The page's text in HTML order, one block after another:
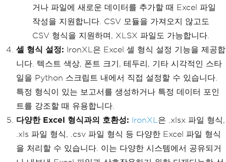
거나 파일에 새로운 데이터를 추가할 때 Excel 파일
작성을 지원합니다. CSV 모듈을 가져오지 않고도
CSV 형식을 지원하며, XLSX 파일도 가능합니다.
셀 형식 설정: IronXL은 Excel 셀 형식 설정 기능을 제공합
니다. 텍스트 색상, 폰트 크기, 테두리, 기타 시각적인 스타
일을 Python 스크립트 내에서 직접 설정할 수 있습니다.
특정 형식이 있는 보고서를 생성하거나 특정 데이터 포인
트를 강조할 때 유용합니다.
다양한 Excel 형식과의 호환성: IronXL 은 .xlsx 파일 형식,
.xls 파일 형식, .csv 파일 형식 등 다양한 Excel 파일 형식
을 처리할 수 있습니다. 이는 다양한 시스템에서 공유되거